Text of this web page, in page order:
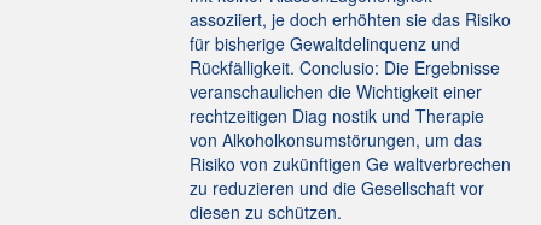
assoziiert, je doch erhöhten sie das Risiko
für bisherige Gewaltdelinquenz und
Rückfälligkeit. Conclusio: Die Ergebnisse
veranschaulichen die Wichtigkeit einer
rechtzeitigen Diag nostik und Therapie
von Alkoholkonsumstörungen, um das
Risiko von zukünftigen Ge waltverbrechen
zu reduzieren und die Gesellschaft vor
diesen zu schützen.